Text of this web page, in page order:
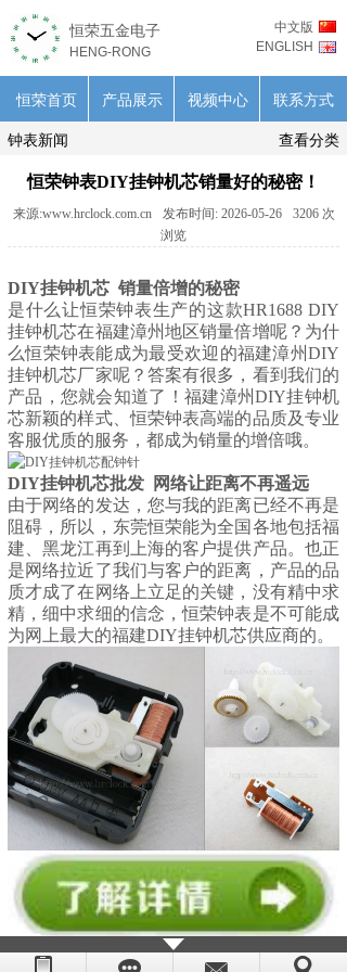
中文版
ENGLISH
恒荣五金电子
HENG-RONG
恒荣首页 产品展示 视频中心 联系方式
查看分类
钟表新闻
恒荣钟表DIY挂钟机芯销量好的秘密！
来源:www.hrclock.com.cn 发布时间: 2026-05-26 3206 次
浏览
DIY挂钟机芯 销量倍增的秘密
是什么让恒荣钟表生产的这款HR1688 DIY
挂钟机芯在福建漳州地区销量倍增呢？为什
么恒荣钟表能成为最受欢迎的福建漳州DIY
挂钟机芯厂家呢？答案有很多，看到我们的
产品，您就会知道了！福建漳州DIY挂钟机
芯新颖的样式、恒荣钟表高端的品质及专业
客服优质的服务，都成为销量的增倍哦。
DIY挂钟机芯批发 网络让距离不再遥远
由于网络的发达，您与我的距离已经不再是
阻碍，所以，东莞恒荣能为全国各地包括福
建、黑龙江再到上海的客户提供产品。也正
是网络拉近了我们与客户的距离，产品的品
质才成了在网络上立足的关键，没有精中求
精，细中求细的信念，恒荣钟表是不可能成
为网上最大的福建DIY挂钟机芯供应商的。
如果你对以上DIY挂钟机芯感兴趣或有疑问